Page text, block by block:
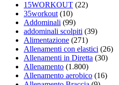
15WORKOUT (22)
35workout (10)
Addominali (99)
addominali scolpiti (39)
Alimentazione (271)
Allenamenti con elastici (26)
Allenamenti in Diretta (30)
Allenamento (1.800)
Allenamento aerobico (16)